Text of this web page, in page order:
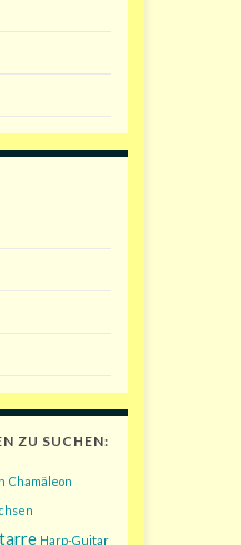
ZU SUCHEN:
Chamäleon
Harp-Guitar